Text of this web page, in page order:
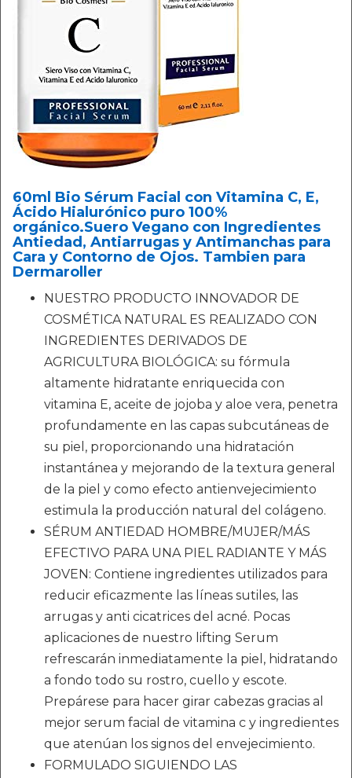
60ml Bio Sérum Facial con Vitamina C, E,
Ácido Hialurónico puro 100%
orgánico.Suero Vegano con Ingredientes
Antiedad, Antiarrugas y Antimanchas para
Cara y Contorno de Ojos. Tambien para
Dermaroller
NUESTRO PRODUCTO INNOVADOR DE
COSMÉTICA NATURAL ES REALIZADO CON
INGREDIENTES DERIVADOS DE
AGRICULTURA BIOLÓGICA: su fórmula
altamente hidratante enriquecida con
vitamina E, aceite de jojoba y aloe vera, penetra
profundamente en las capas subcutáneas de
su piel, proporcionando una hidratación
instantánea y mejorando de la textura general
de la piel y como efecto antienvejecimiento
estimula la producción natural del colágeno.
SÉRUM ANTIEDAD HOMBRE/MUJER/MÁS
EFECTIVO PARA UNA PIEL RADIANTE Y MÁS
JOVEN: Contiene ingredientes utilizados para
reducir eficazmente las líneas sutiles, las
arrugas y anti cicatrices del acné. Pocas
aplicaciones de nuestro lifting Serum
refrescarán inmediatamente la piel, hidratando
a fondo todo su rostro, cuello y escote.
Prepárese para hacer girar cabezas gracias al
mejor serum facial de vitamina c y ingredientes
que atenúan los signos del envejecimiento.
FORMULADO SIGUIENDO LAS